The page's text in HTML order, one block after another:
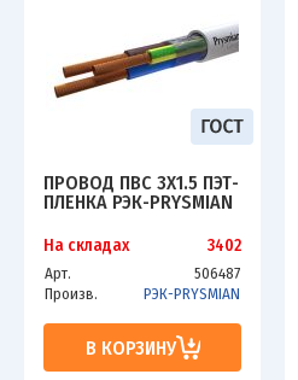
ПРОВОД ПВС 3Х1.5 ПЭТ-
ПЛЕНКА РЭК-PRYSMIAN
На складах 3402
Арт.
506487
Произв.
РЭК-PRYSMIAN
В КОРЗИНУ